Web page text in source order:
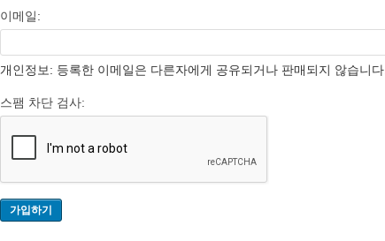
이메일:
개인정보: 등록한 이메일은 다른자에게 공유되거나 판매되지 않습니다.
스팸 차단 검사: